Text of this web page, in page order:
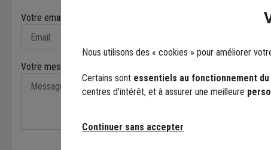
Votre email* :
Votre message* :
Facebook
Nous utilisons des « cookies » pour améliorer
Certains sont essentiels au fonctionnement
centres d’intérêt, et à assurer une meilleure
Continuer sans accepter